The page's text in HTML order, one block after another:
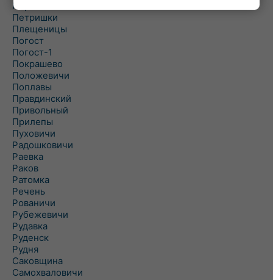
Першаи
Петришки
Плещеницы
Погост
Погост-1
Покрашево
Положевичи
Поплавы
Правдинский
Привольный
Прилепы
Пуховичи
Радошковичи
Раевка
Раков
Ратомка
Речень
Рованичи
Рубежевичи
Рудавка
Руденск
Рудня
Саковщина
Самохваловичи